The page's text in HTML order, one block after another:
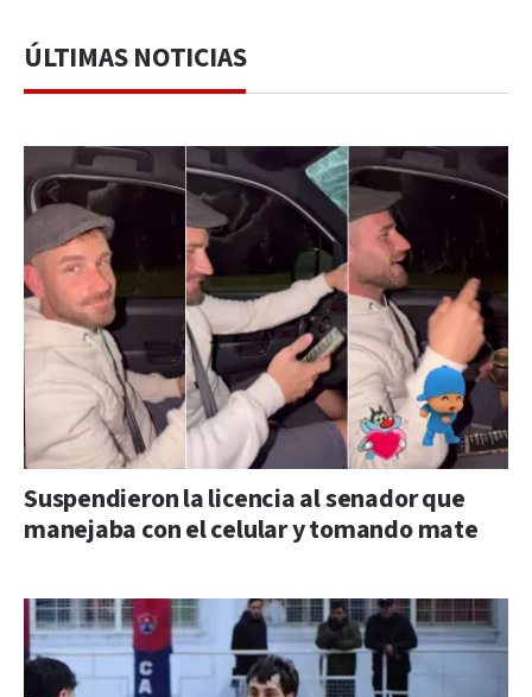
ÚLTIMAS NOTICIAS
Suspendieron la licencia al senador que
manejaba con el celular y tomando mate